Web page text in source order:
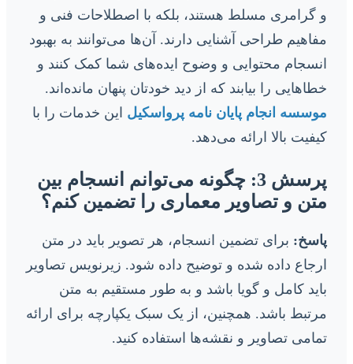
و گرامری مسلط هستند، بلکه با اصطلاحات فنی و
مفاهیم طراحی آشنایی دارند. آن‌ها می‌توانند به بهبود
انسجام محتوایی و وضوح ایده‌های شما کمک کنند و
خطاهایی را بیابند که از دید خودتان پنهان مانده‌اند.
موسسه انجام پایان نامه پرواسکیل این خدمات را با
کیفیت بالا ارائه می‌دهد.
پرسش 3: چگونه می‌توانم انسجام بین
متن و تصاویر معماری را تضمین کنم؟
پاسخ: برای تضمین انسجام، هر تصویر باید در متن
ارجاع داده شده و توضیح داده شود. زیرنویس تصاویر
باید کامل و گویا باشد و به طور مستقیم به متن
مرتبط باشد. همچنین، از یک سبک یکپارچه برای ارائه
تمامی تصاویر و نقشه‌ها استفاده کنید.